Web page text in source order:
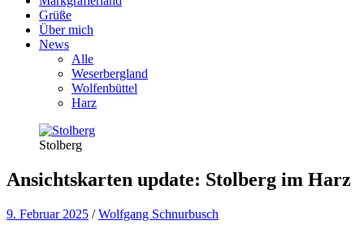
Grüße
Über mich
News
Alle
Weserbergland
Wolfenbüttel
Harz
Stolberg
Ansichtskarten update: Stolberg im Harz
9. Februar 2025 /Wolfgang Schnurbusch